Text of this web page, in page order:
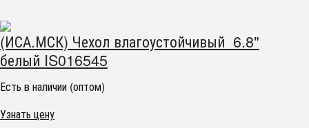
(ИСА.МСК) Чехол влагоустойчивый 6.8"
белый IS016545
Есть в наличии (оптом)
Узнать цену